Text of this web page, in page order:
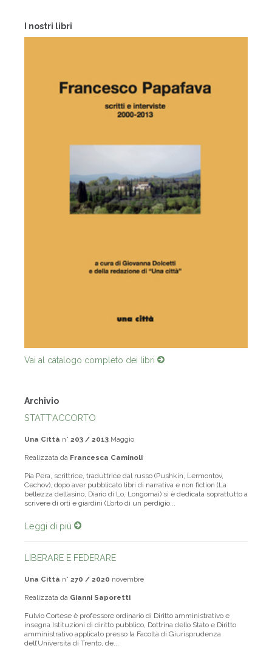
I nostri libri
Vai al catalogo completo dei libri
Archivio
STATT'ACCORTO
Una Città n° 203 / 2013 Maggio
Realizzata da Francesca Caminoli
Pia Pera, scrittrice, traduttrice dal russo (Pushkin, Lermontov,
Cechov), dopo aver pubblicato libri di narrativa e non fiction (La
bellezza dell’asino, Diario di Lo, Longomai) sì è dedicata soprattutto a
scrivere di orti e giardini (L’orto di un perdigio...
Leggi di più
LIBERARE E FEDERARE
Una Città n° 270 / 2020 novembre
Realizzata da Gianni Saporetti
Fulvio Cortese è professore ordinario di Diritto amministrativo e
insegna Istituzioni di diritto pubblico, Dottrina dello Stato e Diritto
amministrativo applicato presso la Facoltà di Giurisprudenza
dell’Università di Trento, de...